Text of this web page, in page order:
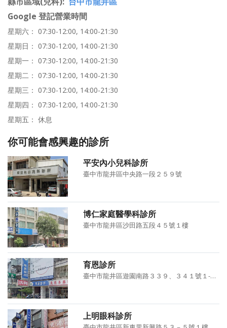
Google 登記營業時間
星期六： 07:30-12:00, 14:00-21:30
星期日： 07:30-12:00, 14:00-21:30
星期一： 07:30-12:00, 14:00-21:30
星期二： 07:30-12:00, 14:00-21:30
星期三： 07:30-12:00, 14:00-21:30
星期四： 07:30-12:00, 14:00-21:30
星期五： 休息
你可能會感興趣的診所
平安內小兒科診所
臺中市龍井區中央路一段２５９號
博仁家庭醫學科診所
臺中市龍井區沙田路五段４５號１樓
育恩診所
臺中市龍井區遊園南路３３９、３４１號１-３樓
上明眼科診所